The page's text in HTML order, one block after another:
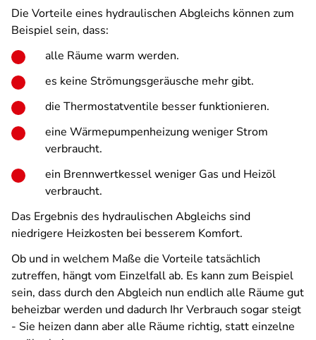
Die Vorteile eines hydraulischen Abgleichs können zum
Beispiel sein, dass:
alle Räume warm werden.
es keine Strömungsgeräusche mehr gibt.
die Thermostatventile besser funktionieren.
eine Wärmepumpenheizung weniger Strom
verbraucht.
ein Brennwertkessel weniger Gas und Heizöl
verbraucht.
Das Ergebnis des hydraulischen Abgleichs sind
niedrigere Heizkosten bei besserem Komfort.
Ob und in welchem Maße die Vorteile tatsächlich
zutreffen, hängt vom Einzelfall ab. Es kann zum Beispiel
sein, dass durch den Abgleich nun endlich alle Räume gut
beheizbar werden und dadurch Ihr Verbrauch sogar steigt
- Sie heizen dann aber alle Räume richtig, statt einzelne